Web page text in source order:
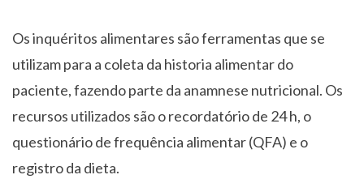
Os inquéritos alimentares são ferramentas que se
utilizam para a coleta da historia alimentar do
paciente, fazendo parte da anamnese nutricional. Os
recursos utilizados são o recordatório de 24 h, o
questionário de frequência alimentar (QFA) e o
registro da dieta.